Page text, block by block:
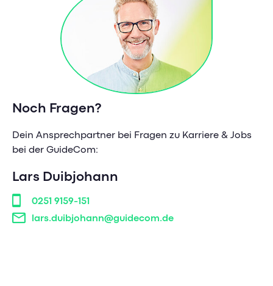
Noch Fragen?
Dein Ansprechpartner bei Fragen zu Karriere & Jobs
bei der GuideCom:
Lars Duibjohann
0251 9159-151
lars.duibjohann@guidecom.de